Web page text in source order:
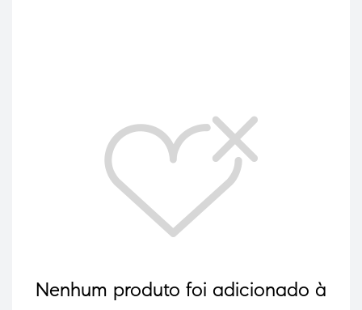
Nenhum produto foi adicionado à